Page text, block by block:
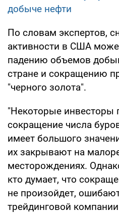
добыче нефти
По словам экспертов,
активности в США
падению объемов
стране и сокращению
"черного золота".
"Некоторые инвесторы
сокращение числа
имеет большого
их закрывают на
месторождениях.
кто думает, что
не произойдет,
трейдинговой